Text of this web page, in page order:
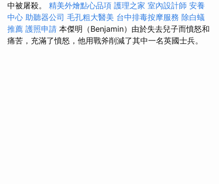
中被屠殺。 精美外燴點心品項 護理之家 室內設計師 安養
中心 助聽器公司 毛孔粗大醫美 台中排毒按摩服務 除白蟻
推薦 護照申請 本傑明（Benjamin）由於失去兒子而憤怒和
痛苦，充滿了憤怒，他用戰斧削減了其中一名英國士兵。